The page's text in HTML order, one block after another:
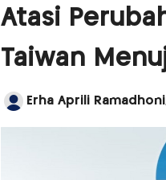
Atasi
Taiwan
Erha Aprili Ramadhoni